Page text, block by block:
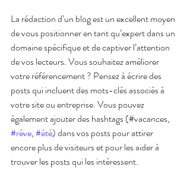
La rédaction d’un blog est un excellent moyen
de vous positionner en tant qu’expert dans un
domaine spécifique et de captiver l’attention
de vos lecteurs. Vous souhaitez améliorer
votre référencement ? Pensez à écrire des
posts qui incluent des mots-clés associés à
votre site ou entreprise. Vous pouvez
également ajouter des hashtags (#vacances,
#rêve, #été) dans vos posts pour attirer
encore plus de visiteurs et pour les aider à
trouver les posts qui les intéressent.